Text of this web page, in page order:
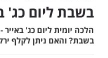
–
כג'